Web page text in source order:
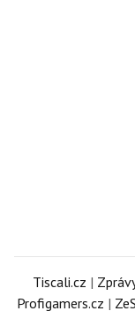
Tiscali.cz |
Profigamers.cz |